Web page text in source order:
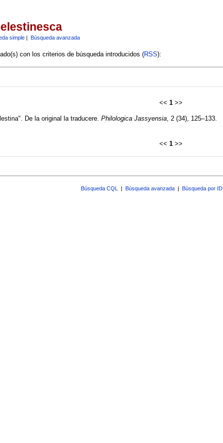
simple| Búsqueda avanzada
con los criterios de búsqueda introducidos (RSS):
<< 1>>
De la original la traducere. Philologica Jassyensia, 2 (34), 125–133.
<< 1>>
Búsqueda CQL | Búsqueda avanzada | Búsqueda por ID